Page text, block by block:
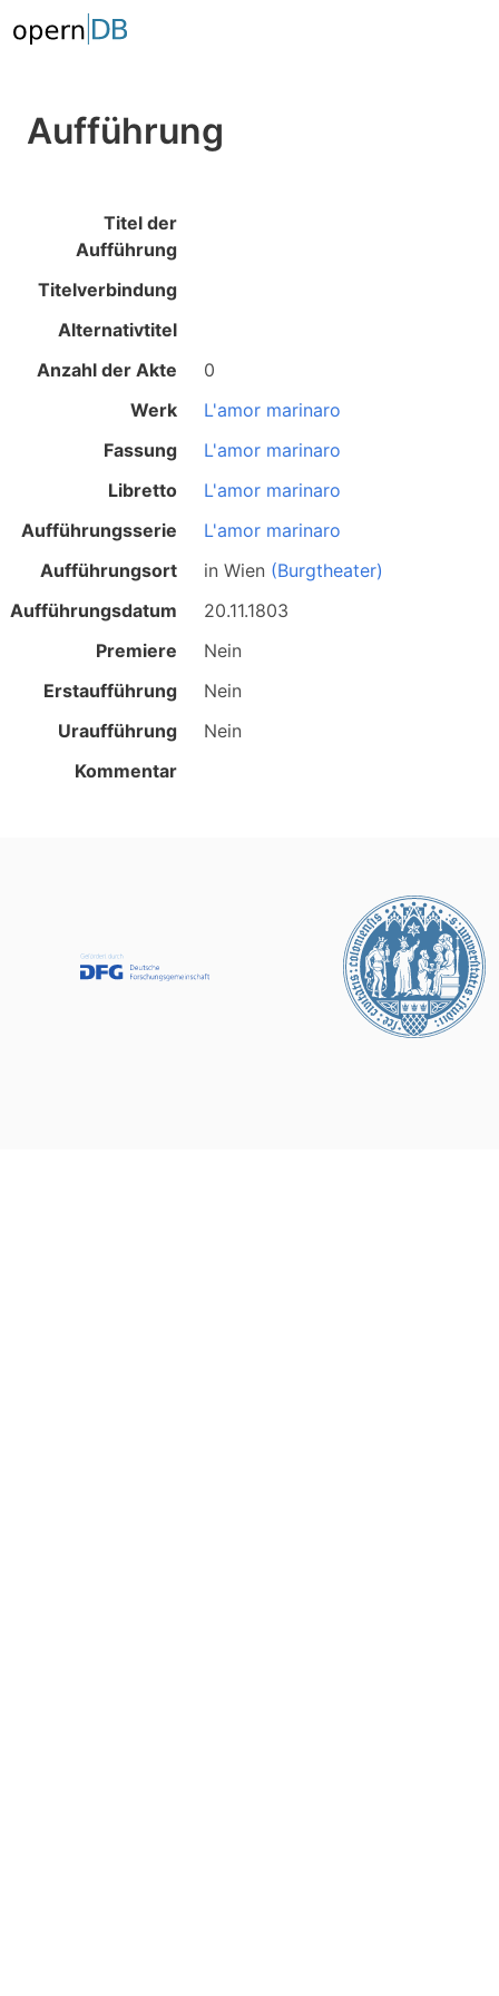
Aufführung
Titel der
Aufführung
Titelverbindung
Alternativtitel
Anzahl der Akte
0
Werk
L'amor marinaro
Fassung
L'amor marinaro
Libretto
L'amor marinaro
Aufführungsserie
L'amor marinaro
Aufführungsort
inWien (Burgtheater)
Aufführungsdatum
20.11.1803
Premiere
Nein
Erstaufführung
Nein
Uraufführung
Nein
Kommentar